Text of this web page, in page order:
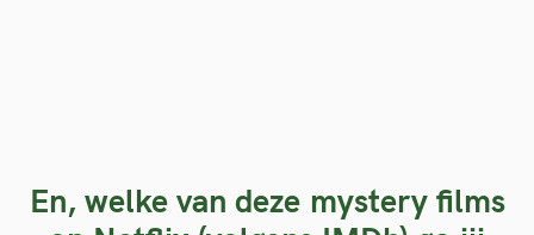
En, welke van deze mystery films